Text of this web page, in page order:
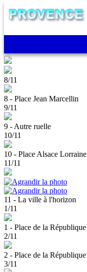
8/11
8 - Place Jean Marcellin
9/11
9 - Autre ruelle
10/11
10 - Place Alsace Lorraine
11/11
11 - La ville à l'horizon
1/11
1 - Place de la République
2/11
2 - Place de la République
3/11